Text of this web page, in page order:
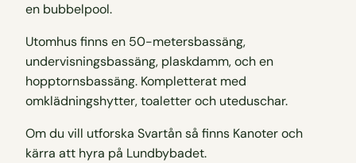
en bubbelpool.
Utomhus finns en 50-metersbassäng,
undervisningsbassäng, plaskdamm, och en
hopptornsbassäng. Kompletterat med
omklädningshytter, toaletter och uteduschar.
Om du vill utforska Svartån så finns Kanoter och
kärra att hyra på Lundbybadet.